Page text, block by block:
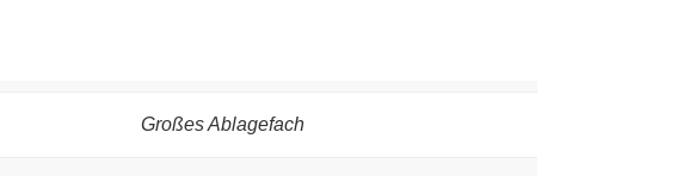
Großes Ablagefach